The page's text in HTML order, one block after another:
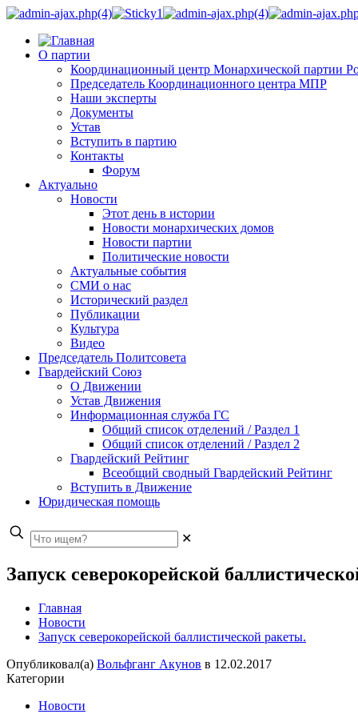
О партии
Координационный центр Монархической партии
Председатель Координационного центра МПР
Наши эксперты
Документы
Устав
Вступить в партию
Контакты
Форум
Актуально
Новости
Этот день в истории
Новости монархических домов
Новости партии
Политические новости
Актуальные события
СМИ о нас
Исторический раздел
Публикации
Культура
Видео
Председатель Политсовета
Гвардейский Союз
О Движении
Устав Движения
Информационная служба ГС
Общий список отделений / Раздел 1
Общий список отделений / Раздел 2
Гвардейский Рейтинг
Всеобщий сводный Гвардейский Рейтинг
Вступить в Движение
Юридическая помощь
✕
Запуск северокорейской
Главная
Новости
Запуск северокорейской баллистической ракеты.
Опубликовал(а) Вольфганг Акунов в 12.02.2017
Категории
Новости